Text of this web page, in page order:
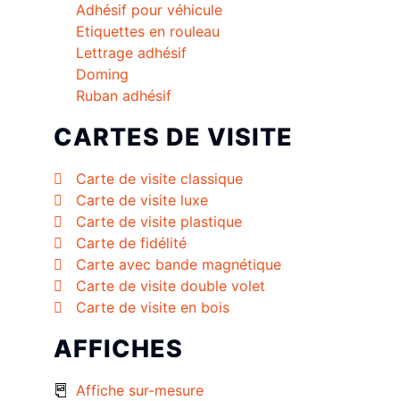
Adhésif pour véhicule
Etiquettes en rouleau
Lettrage adhésif
Doming
Ruban adhésif
CARTES DE VISITE
Carte de visite classique
Carte de visite luxe
Carte de visite plastique
Carte de fidélité
Carte avec bande magnétique
Carte de visite double volet
Carte de visite en bois
AFFICHES
Affiche sur-mesure